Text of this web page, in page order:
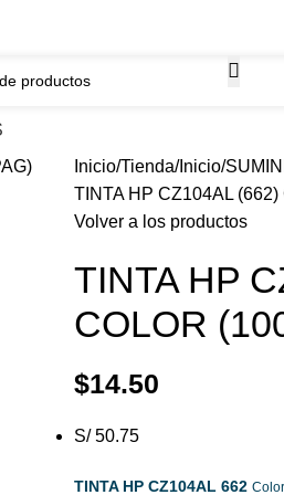
Inicio Tienda Inicio
TINTA HP CZ104AL
Volver a los productos
TINTA HP
COLOR
$14.50
S/ 50.75
TINTA HP CZ104AL 662